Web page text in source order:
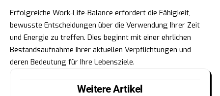
Erfolgreiche Work-Life-Balance erfordert die Fähigkeit,
bewusste Entscheidungen über die Verwendung Ihrer Zeit
und Energie zu treffen. Dies beginnt mit einer ehrlichen
Bestandsaufnahme Ihrer aktuellen Verpflichtungen und
deren Bedeutung für Ihre Lebensziele.
Weitere Artikel